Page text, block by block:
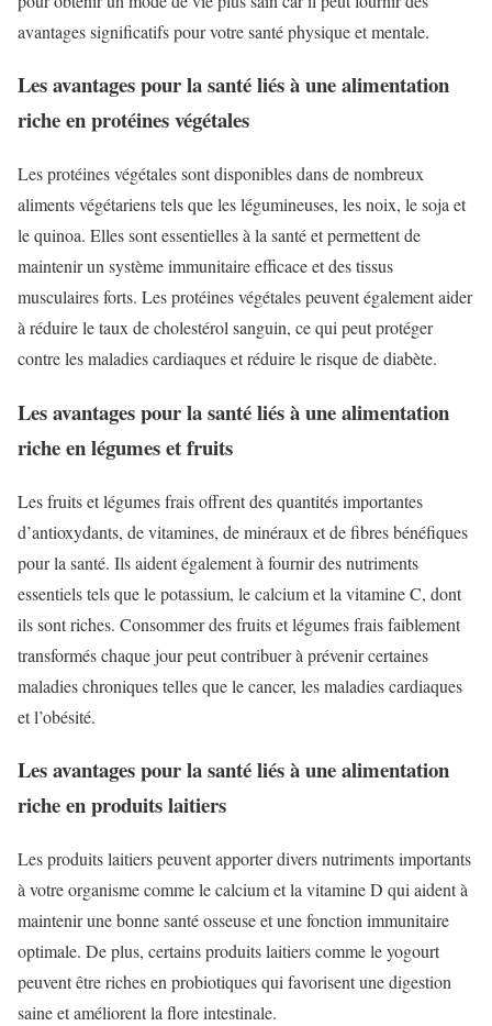
avantages significatifs pour votre santé physique et mentale.
Les avantages pour la santé liés à une alimentation
riche en protéines végétales
Les protéines végétales sont disponibles dans de nombreux
aliments végétariens tels que les légumineuses, les noix, le soja et
le quinoa. Elles sont essentielles à la santé et permettent de
maintenir un système immunitaire efficace et des tissus
musculaires forts. Les protéines végétales peuvent également aider
à réduire le taux de cholestérol sanguin, ce qui peut protéger
contre les maladies cardiaques et réduire le risque de diabète.
Les avantages pour la santé liés à une alimentation
riche en légumes et fruits
Les fruits et légumes frais offrent des quantités importantes
d’antioxydants, de vitamines, de minéraux et de fibres bénéfiques
pour la santé. Ils aident également à fournir des nutriments
essentiels tels que le potassium, le calcium et la vitamine C, dont
ils sont riches. Consommer des fruits et légumes frais faiblement
transformés chaque jour peut contribuer à prévenir certaines
maladies chroniques telles que le cancer, les maladies cardiaques
et l’obésité.
Les avantages pour la santé liés à une alimentation
riche en produits laitiers
Les produits laitiers peuvent apporter divers nutriments importants
à votre organisme comme le calcium et la vitamine D qui aident à
maintenir une bonne santé osseuse et une fonction immunitaire
optimale. De plus, certains produits laitiers comme le yogourt
peuvent être riches en probiotiques qui favorisent une digestion
saine et améliorent la flore intestinale.